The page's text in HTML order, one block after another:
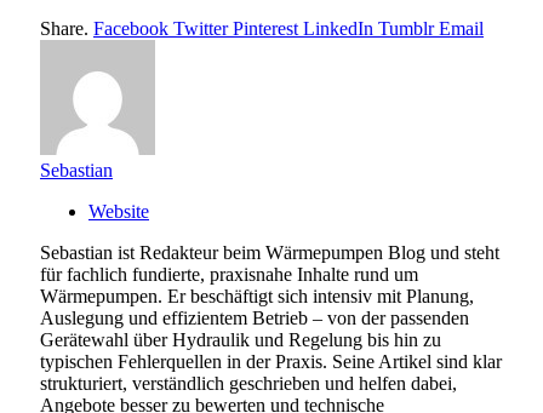
Share. Facebook Twitter Pinterest LinkedIn Tumblr Email
Sebastian
Website
Sebastian ist Redakteur beim Wärmepumpen Blog und steht
für fachlich fundierte, praxisnahe Inhalte rund um
Wärmepumpen. Er beschäftigt sich intensiv mit Planung,
Auslegung und effizientem Betrieb – von der passenden
Gerätewahl über Hydraulik und Regelung bis hin zu
typischen Fehlerquellen in der Praxis. Seine Artikel sind klar
strukturiert, verständlich geschrieben und helfen dabei,
Angebote besser zu bewerten und technische